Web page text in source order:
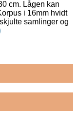
cm. Lågen kan
i 16mm hvidt
samlinger og